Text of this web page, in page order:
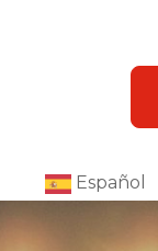
Español